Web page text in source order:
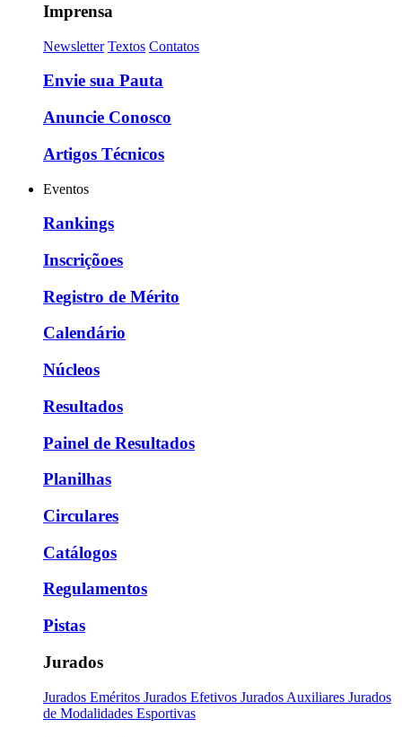
Imprensa
Newsletter Textos Contatos
Envie sua Pauta
Anuncie Conosco
Artigos Técnicos
Eventos
Rankings
Inscriçõoes
Registro de Mérito
Calendário
Núcleos
Resultados
Painel de Resultados
Planilhas
Circulares
Catálogos
Regulamentos
Pistas
Jurados
Jurados Eméritos Jurados Efetivos Jurados Auxiliares Jurados
de Modalidades Esportivas